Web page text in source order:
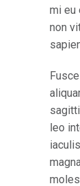
mi eu
non
leo